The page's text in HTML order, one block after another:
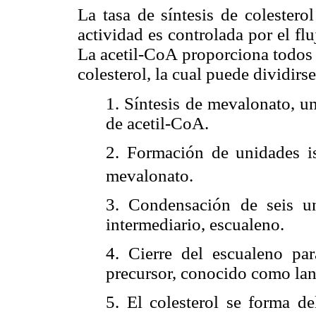
La tasa de síntesis de
actividad es controlada por el
La acetil-CoA proporciona
colesterol, la cual puede
1. Síntesis de mevalonato,
de acetil-CoA.
2. Formación de unidades
mevalonato.
3. Condensación de seis
intermediario, escualeno.
4. Cierre del escualeno
precursor, conocido como
5. El colesterol se forma